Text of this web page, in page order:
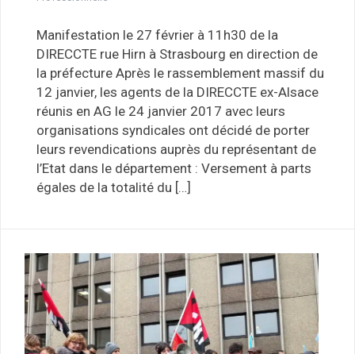
Manifestation le 27 février à 11h30 de la
DIRECCTE rue Hirn à Strasbourg en direction de
la préfecture Après le rassemblement massif du
12 janvier, les agents de la DIRECCTE ex-Alsace
réunis en AG le 24 janvier 2017 avec leurs
organisations syndicales ont décidé de porter
leurs revendications auprès du représentant de
l’Etat dans le département : Versement à parts
égales de la totalité du […]